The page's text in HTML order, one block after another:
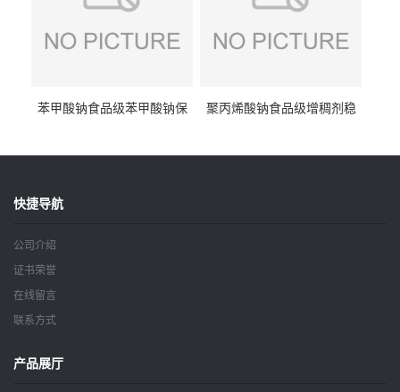
苯甲酸钠食品级苯甲酸钠保
聚丙烯酸钠食品级增稠剂稳
快捷导航
公司介绍
证书荣誉
在线留言
联系方式
产品展厅